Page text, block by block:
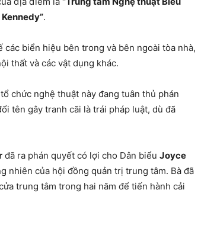
.
các biển hiệu bên trong và bên ngoài tòa nhà,
thất và các vật dụng khác.
chức nghệ thuật này đang tuân thủ phán
tên gây tranh cãi là trái pháp luật, dù đã
đã ra phán quyết có lợi cho Dân biểu Joyce
nhiên của hội đồng quản trị trung tâm. Bà đã
trung tâm trong hai năm để tiến hành cải